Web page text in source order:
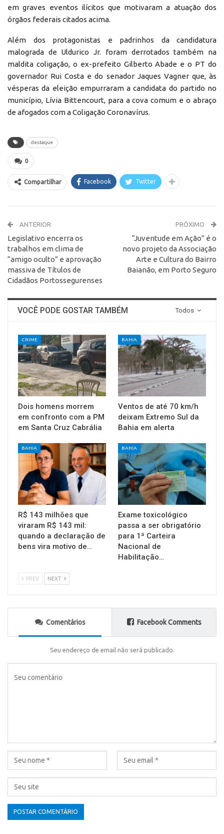
em graves eventos ilícitos que motivaram a atuação dos
órgãos federais citados acima.
Além dos protagonistas e padrinhos da candidatura
malograda de Uldurico Jr. foram derrotados também na
maldita coligação, o ex-prefeito Gilberto Abade e o PT do
governador Rui Costa e do senador Jaques Vagner que, às
vésperas da eleição empurraram a candidata do partido no
município, Lívia Bittencourt, para a cova comum e o abraço
de afogados com a Coligação Coronavírus.
destaque
0
Compartilhar Facebook Twitter
ANTERIOR
Legislativo encerra os
trabalhos em clima de
“amigo oculto” e aprovação
massiva de Títulos de
Cidadãos Portossegurenses
PRÓXIMO
“Juventude em Ação” é o
novo projeto da Associação
Arte e Cultura do Bairro
Baianão, em Porto Seguro
Todos
VOCÊ PODE GOSTAR TAMBÉM
CRIME
Dois homens morrem
em confronto com a PM
em Santa Cruz Cabrália
BAHIA
Ventos de até 70 km/h
deixam Extremo Sul da
Bahia em alerta
BAHIA
R$ 143 milhões que
viraram R$ 143 mil:
quando a declaração de
bens vira motivo de…
BAHIA
Exame toxicológico
passa a ser obrigatório
para 1ª Carteira
Nacional de
Habilitação…
PREV NEXT
Comentários Facebook Comments
Seu endereço de email não será publicado.